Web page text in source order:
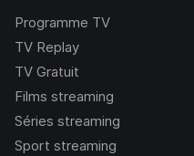
Programme TV
TV Replay
TV Gratuit
Films streaming
Séries streaming
Sport streaming